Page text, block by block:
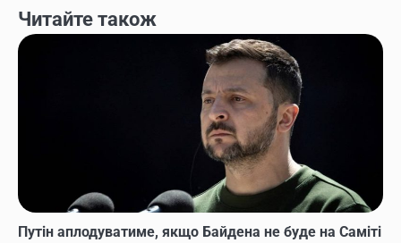
Читайте також
Путін аплодуватиме, якщо Байдена не буде на Саміті